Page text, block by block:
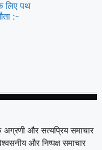
लिए पथ
:-
और सत्यप्रिय समाचार
और निष्पक्ष समाचार